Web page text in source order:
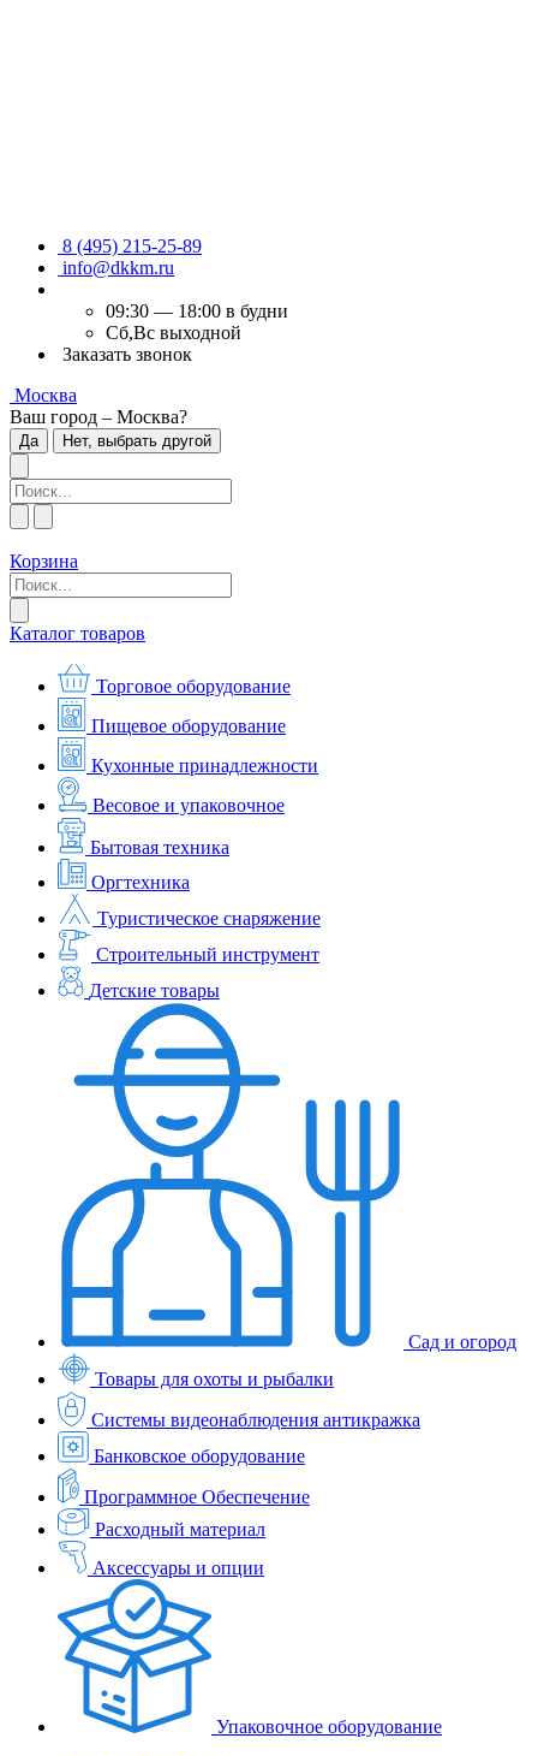
8 (495) 215-25-89
info@dkkm.ru
09:30 — 18:00 в будни
Сб,Вс выходной
Заказать звонок
Москва
Ваш город – Москва?
Да Нет, выбрать другой
Корзина
Каталог товаров
Торговое оборудование
Пищевое оборудование
Кухонные принадлежности
Весовое и упаковочное
Бытовая техника
Оргтехника
Туристическое снаряжение
Строительный инструмент
Детские товары
Сад и огород
Товары для охоты и рыбалки
Системы видеонаблюдения антикражка
Банковское оборудование
Программное Обеспечение
Расходный материал
Аксессуары и опции
Упаковочное оборудование